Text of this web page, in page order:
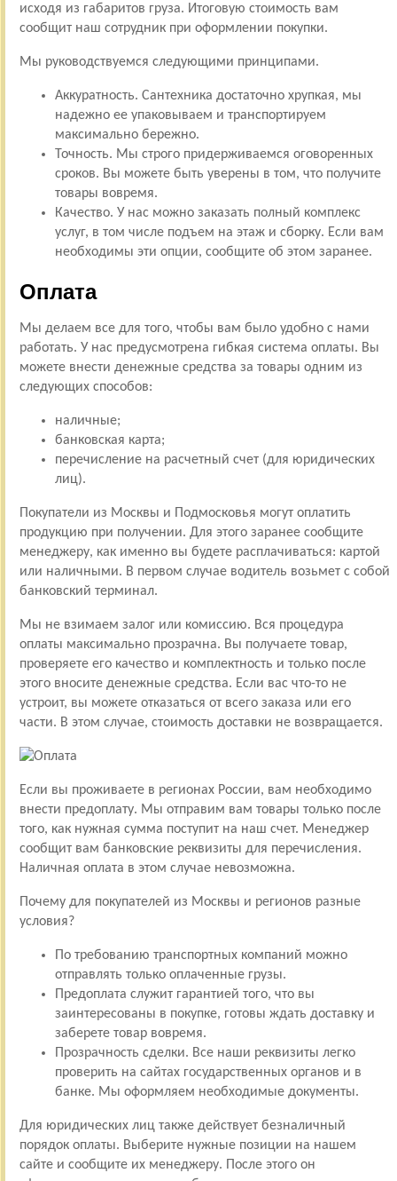
исходя из габаритов груза. Итоговую стоимость вам
сообщит наш сотрудник при оформлении покупки.
Мы руководствуемся следующими принципами.
Аккуратность. Сантехника достаточно хрупкая, мы
надежно ее упаковываем и транспортируем
максимально бережно.
Точность. Мы строго придерживаемся оговоренных
сроков. Вы можете быть уверены в том, что получите
товары вовремя.
Качество. У нас можно заказать полный комплекс
услуг, в том числе подъем на этаж и сборку. Если вам
необходимы эти опции, сообщите об этом заранее.
Оплата
Мы делаем все для того, чтобы вам было удобно с нами
работать. У нас предусмотрена гибкая система оплаты. Вы
можете внести денежные средства за товары одним из
следующих способов:
наличные;
банковская карта;
перечисление на расчетный счет (для юридических
лиц).
Покупатели из Москвы и Подмосковья могут оплатить
продукцию при получении. Для этого заранее сообщите
менеджеру, как именно вы будете расплачиваться: картой
или наличными. В первом случае водитель возьмет с собой
банковский терминал.
Мы не взимаем залог или комиссию. Вся процедура
оплаты максимально прозрачна. Вы получаете товар,
проверяете его качество и комплектность и только после
этого вносите денежные средства. Если вас что-то не
устроит, вы можете отказаться от всего заказа или его
части. В этом случае, стоимость доставки не возвращается.
Если вы проживаете в регионах России, вам необходимо
внести предоплату. Мы отправим вам товары только после
того, как нужная сумма поступит на наш счет. Менеджер
сообщит вам банковские реквизиты для перечисления.
Наличная оплата в этом случае невозможна.
Почему для покупателей из Москвы и регионов разные
условия?
По требованию транспортных компаний можно
отправлять только оплаченные грузы.
Предоплата служит гарантией того, что вы
заинтересованы в покупке, готовы ждать доставку и
заберете товар вовремя.
Прозрачность сделки. Все наши реквизиты легко
проверить на сайтах государственных органов и в
банке. Мы оформляем необходимые документы.
Для юридических лиц также действует безналичный
порядок оплаты. Выберите нужные позиции на нашем
сайте и сообщите их менеджеру. После этого он